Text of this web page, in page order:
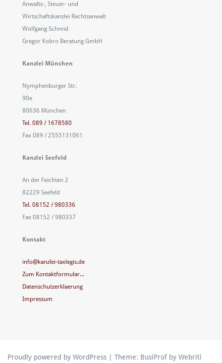
Anwalts-, Steuer- und
Wirtschaftskanzlei Rechtsanwalt
Wolfgang Schmid
Gregor Kobro Beratung GmbH
Kanzlei München
Nymphenburger Str.
90e
80636 München
Tel. 089 / 1678580
Fax 089 / 2555131061
Kanzlei Seefeld
An der Feichten 2
82229 Seefeld
Tel. 08152 / 980336
Fax 08152 / 980337
Kontakt
info@kanzlei-taxlegis.de
Zum Kontaktformular...
Datenschutzerklaerung
Impressum
Proudly powered by WordPress | Theme: BusiProf by Webriti